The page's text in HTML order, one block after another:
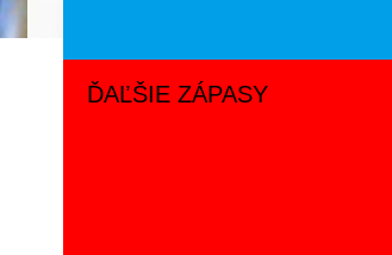
ĎAĽŠIE ZÁPASY